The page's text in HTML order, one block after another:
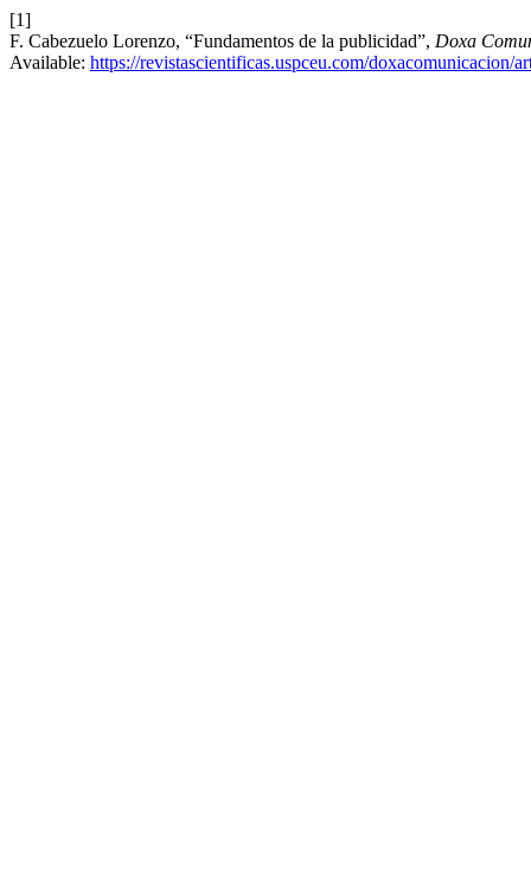
[1]
F. Cabezuelo Lorenzo, “Fundamentos de la publicidad”, Doxa
Available: https://revistascientificas.uspceu.com/doxacomunicacion/